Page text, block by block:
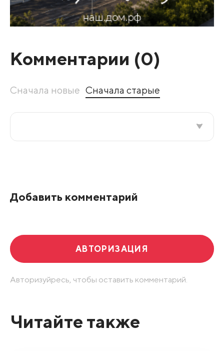
Комментарии (0)
Сначала новые Сначала старые
Добавить комментарий
АВТОРИЗАЦИЯ
Авторизуйресь, чтобы оставить комментарий.
Читайте также